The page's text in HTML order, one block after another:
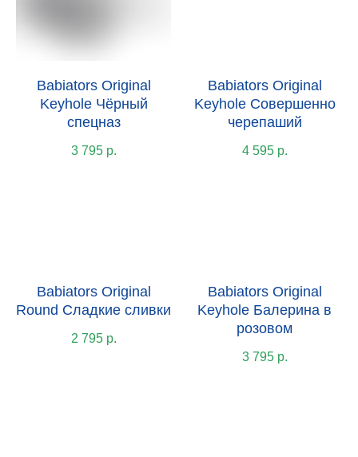
Babiators Original
Keyhole Чёрный
спецназ
3 795 р.
Babiators Original
Keyhole Совершенно
черепаший
4 595 р.
Babiators Original
Round Сладкие сливки
2 795 р.
Babiators Original
Keyhole Балерина в
розовом
3 795 р.